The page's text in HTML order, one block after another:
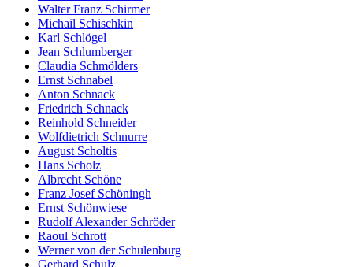
Walter Franz Schirmer
Michail Schischkin
Karl Schlögel
Jean Schlumberger
Claudia Schmölders
Ernst Schnabel
Anton Schnack
Friedrich Schnack
Reinhold Schneider
Wolfdietrich Schnurre
August Scholtis
Hans Scholz
Albrecht Schöne
Franz Josef Schöningh
Ernst Schönwiese
Rudolf Alexander Schröder
Raoul Schrott
Werner von der Schulenburg
Gerhard Schulz